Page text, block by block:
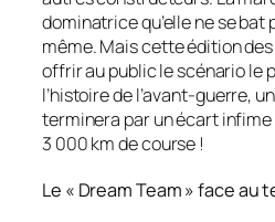
dominatrice qu’elle ne se
même. Mais cette édition
offrir au public le scénario le
l’histoire de l’avant-guerre,
terminera par un écart infime
3 000 km de course !
Le « Dream Team » face